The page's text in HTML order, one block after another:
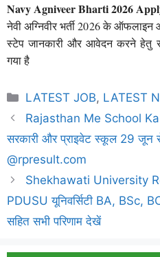
Navy Agniveer Bharti 2026
नेवी अग्निवीर भर्ती 2026 के
स्टेप जानकारी और आवेदन करने हेतु
गया है
Categories
LATEST JOB, LATEST
Rajasthan Me School
सरकारी और प्राइवेट स्कूल 29 जून
@rpresult.com
Shekhawati University
PDUSU यूनिवर्सिटी BA, BSc,
सहित सभी परिणाम देखें